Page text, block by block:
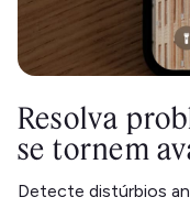
Resolva
se tornem
Detecte distúrbios